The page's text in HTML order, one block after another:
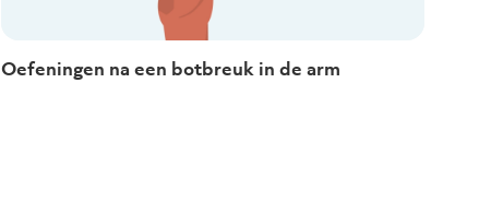
Oefeningen na een botbreuk in de arm